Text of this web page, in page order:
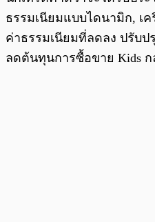
ธรรมเนียมแบบไดนามิก, เ
ค่าธรรมเนียมที่ลดลง ปรับ
ลดต้นทุนการซื้อขาย Kids ก